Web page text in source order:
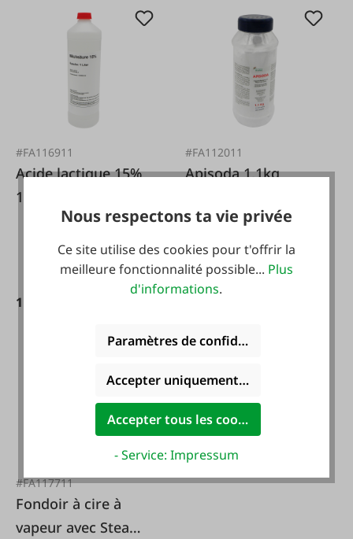
#FA116911
Acide lactique 15%
1l*
11,99 €*
#FA112011
Apisoda 1,1kg
#FA117711
Fondoir à cire à
vapeur avec Steam
Nous respectons ta vie privée
Ce site utilise des cookies pour t'offrir la
meilleure fonctionnalité possible... Plus
d'informations.
Paramètres de confidentialité
Accepter uniquement les cookies
Accepter tous les cookies
- Service: Impressum